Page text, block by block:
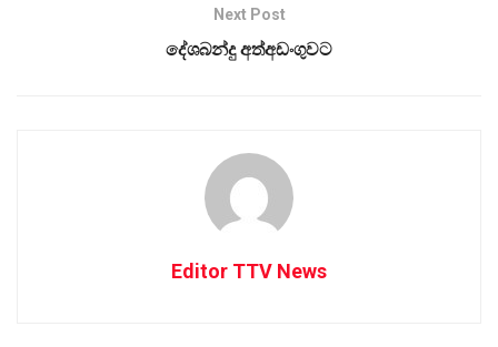
Next Post
දේශබන්දු අත්අඩංගුවට
Editor TTV News